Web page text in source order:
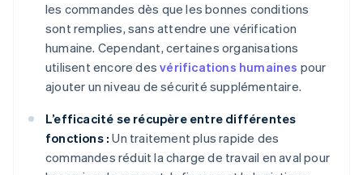
les commandes dès que les bonnes conditions
sont remplies, sans attendre une vérification
humaine. Cependant, certaines organisations
utilisent encore desvérifications humaines pour
ajouter un niveau de sécurité supplémentaire.
L’efficacité se récupère entre différentes
fonctions : Un traitement plus rapide des
commandes réduit la charge de travail en aval pour